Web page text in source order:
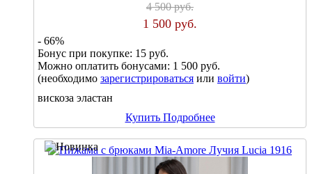
4 500 руб.
1 500 руб.
- 66%
Бонус при покупке: 15 руб.
Можно оплатить бонусами: 1 500 руб.
(необходимо зарегистрироваться или войти)
вискоза эластан
Купить Подробнее